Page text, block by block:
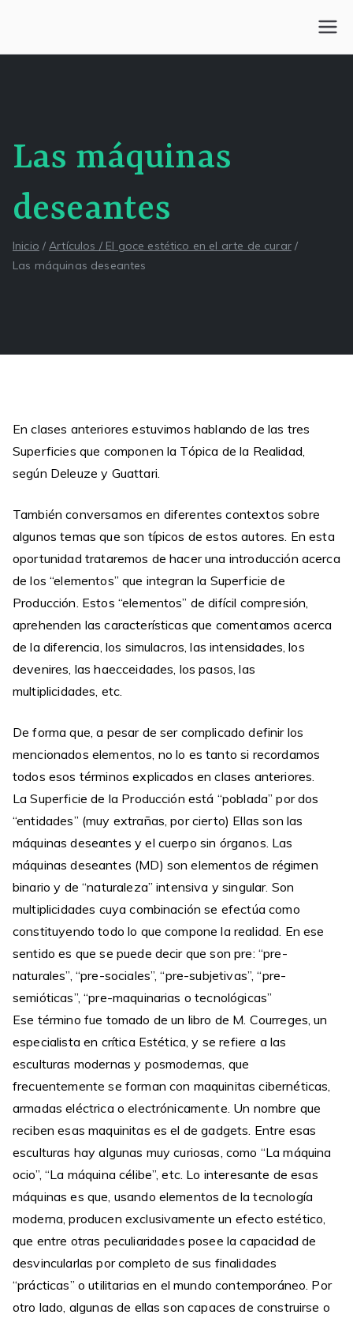
contenido
Centro Kesselman
Las máquinas
deseantes
Inicio
Artículos / El goce estético en el arte de curar
Las máquinas deseantes
En clases anteriores estuvimos hablando de las tres
Superficies que componen la Tópica de la Realidad,
según Deleuze y Guattari.
También conversamos en diferentes contextos sobre
algunos temas que son típicos de estos autores. En esta
oportunidad trataremos de hacer una introducción acerca
de los “elementos” que integran la Superficie de
Producción. Estos “elementos” de difícil compresión,
aprehenden las características que comentamos acerca
de la diferencia, los simulacros, las intensidades, los
devenires, las haecceidades, los pasos, las
multiplicidades, etc.
De forma que, a pesar de ser complicado definir los
mencionados elementos, no lo es tanto si recordamos
todos esos términos explicados en clases anteriores.
La Superficie de la Producción está “poblada” por dos
“entidades” (muy extrañas, por cierto) Ellas son las
máquinas deseantes y el cuerpo sin órganos. Las
máquinas deseantes (MD) son elementos de régimen
binario y de “naturaleza” intensiva y singular. Son
multiplicidades cuya combinación se efectúa como
constituyendo todo lo que compone la realidad. En ese
sentido es que se puede decir que son pre: “pre-
naturales”, “pre-sociales”, “pre-subjetivas”, “pre-
semióticas”, “pre-maquinarias o tecnológicas”
Ese término fue tomado de un libro de M. Courreges, un
especialista en crítica Estética, y se refiere a las
esculturas modernas y posmodernas, que
frecuentemente se forman con maquinitas cibernéticas,
armadas eléctrica o electrónicamente. Un nombre que
reciben esas maquinitas es el de gadgets. Entre esas
esculturas hay algunas muy curiosas, como “La máquina
ocio”, “La máquina célibe”, etc. Lo interesante de esas
máquinas es que, usando elementos de la tecnología
moderna, producen exclusivamente un efecto estético,
que entre otras peculiaridades posee la capacidad de
desvincularlas por completo de sus finalidades
“prácticas” o utilitarias en el mundo contemporáneo. Por
otro lado, algunas de ellas son capaces de construirse o